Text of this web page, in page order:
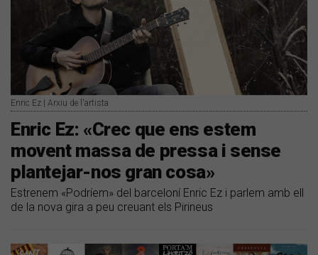
Enric Ez | Arxiu de l'artista
Enric Ez: «Crec que ens estem
movent massa de pressa i sense
plantejar-nos gran cosa»
Estrenem «Podríem» del barceloní Enric Ez i parlem amb ell
de la nova gira a peu creuant els Pirineus